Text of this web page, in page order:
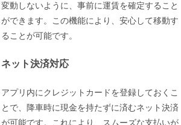
変動しないように、事前に運賃を確定すること
ができます。この機能により、安心して移動す
ることが可能です。
ネット決済対応
アプリ内にクレジットカードを登録しておくこ
とで、降車時に現金を持たずに済むネット決済
が可能です。これにより、スムーズな支払いが